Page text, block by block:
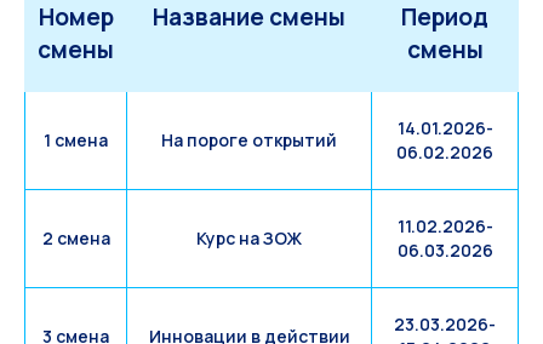
Номер
смены
Название смены
Период
смены
1 смена На пороге открытий
14.01.2026-
06.02.2026
2 смена Курс на ЗОЖ
11.02.2026-
06.03.2026
3 смена Инновации в действии
23.03.2026-